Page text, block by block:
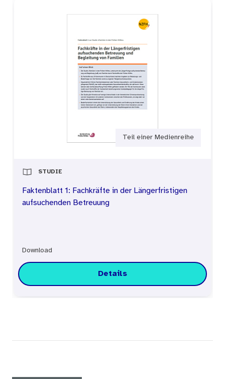
Teil einer Medienreihe
STUDIE
Faktenblatt 1: Fachkräfte in der Längerfristigen
aufsuchenden Betreuung
Download
Details